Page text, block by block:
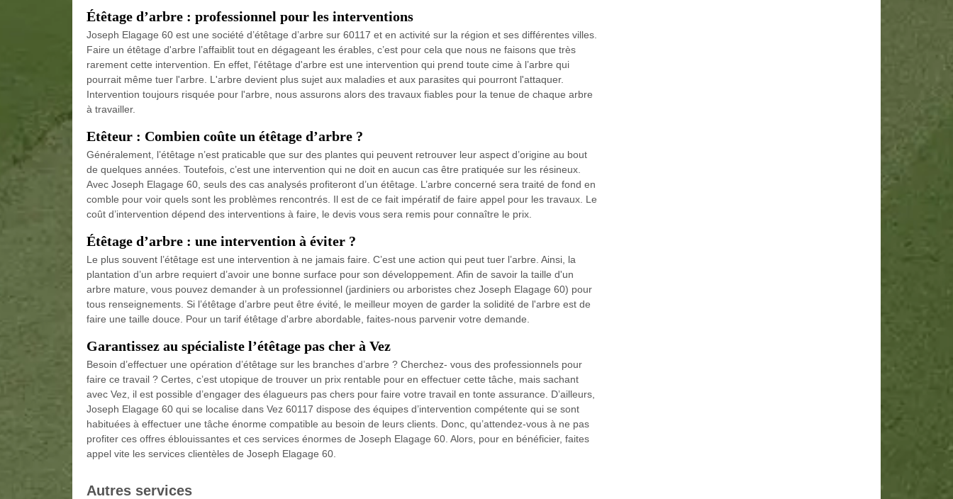
Étêtage d’arbre : professionnel pour les interventions
Joseph Elagage 60 est une société d’étêtage d’arbre sur 60117 et en activité sur la région et ses différentes villes.
Faire un étêtage d'arbre l’affaiblit tout en dégageant les érables, c’est pour cela que nous ne faisons que très
rarement cette intervention. En effet, l'étêtage d'arbre est une intervention qui prend toute cime à l’arbre qui
pourrait même tuer l'arbre. L'arbre devient plus sujet aux maladies et aux parasites qui pourront l'attaquer.
Intervention toujours risquée pour l'arbre, nous assurons alors des travaux fiables pour la tenue de chaque arbre
à travailler.
Etêteur : Combien coûte un étêtage d’arbre ?
Généralement, l’étêtage n’est praticable que sur des plantes qui peuvent retrouver leur aspect d’origine au bout
de quelques années. Toutefois, c’est une intervention qui ne doit en aucun cas être pratiquée sur les résineux.
Avec Joseph Elagage 60, seuls des cas analysés profiteront d’un étêtage. L’arbre concerné sera traité de fond en
comble pour voir quels sont les problèmes rencontrés. Il est de ce fait impératif de faire appel pour les travaux. Le
coût d’intervention dépend des interventions à faire, le devis vous sera remis pour connaître le prix.
Étêtage d’arbre : une intervention à éviter ?
Le plus souvent l’étêtage est une intervention à ne jamais faire. C’est une action qui peut tuer l’arbre. Ainsi, la
plantation d’un arbre requiert d’avoir une bonne surface pour son développement. Afin de savoir la taille d'un
arbre mature, vous pouvez demander à un professionnel (jardiniers ou arboristes chez Joseph Elagage 60) pour
tous renseignements. Si l’étêtage d’arbre peut être évité, le meilleur moyen de garder la solidité de l'arbre est de
faire une taille douce. Pour un tarif étêtage d'arbre abordable, faites-nous parvenir votre demande.
Garantissez au spécialiste l’étêtage pas cher à Vez
Besoin d’effectuer une opération d’étêtage sur les branches d’arbre ? Cherchez- vous des professionnels pour
faire ce travail ? Certes, c’est utopique de trouver un prix rentable pour en effectuer cette tâche, mais sachant
avec Vez, il est possible d’engager des élagueurs pas chers pour faire votre travail en tonte assurance. D’ailleurs,
Joseph Elagage 60 qui se localise dans Vez 60117 dispose des équipes d’intervention compétente qui se sont
habituées à effectuer une tâche énorme compatible au besoin de leurs clients. Donc, qu’attendez-vous à ne pas
profiter ces offres éblouissantes et ces services énormes de Joseph Elagage 60. Alors, pour en bénéficier, faites
appel vite les services clientèles de Joseph Elagage 60.
Autres services